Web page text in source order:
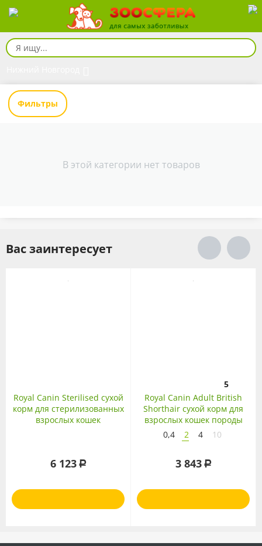
Фильтры
В этой категории нет товаров
Вас заинтересует
Royal Canin Sterilised сухой
корм для стерилизованных
взрослых кошек
6 123 Р
5
Royal Canin Adult British
Shorthair сухой корм для
взрослых кошек породы
Британская
короткошерстная
0,4 2 4 10
3 843 Р